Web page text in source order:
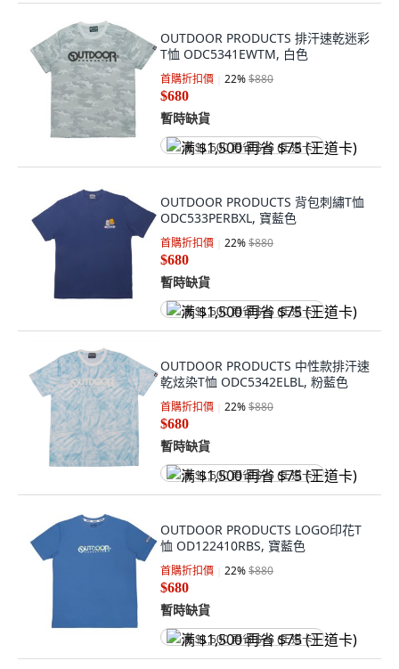
OUTDOOR PRODUCTS 排汗速乾迷彩
T恤 ODC5341EWTM, 白色
首購折扣價 22%$880
$680
暫時缺貨
满 $1,500 再省 $75 (王道卡)
OUTDOOR PRODUCTS 背包刺繡T恤
ODC533PERBXL, 寶藍色
首購折扣價 22%$880
$680
暫時缺貨
满 $1,500 再省 $75 (王道卡)
OUTDOOR PRODUCTS 中性款排汗速
乾炫染T恤 ODC5342ELBL, 粉藍色
首購折扣價 22%$880
$680
暫時缺貨
满 $1,500 再省 $75 (王道卡)
OUTDOOR PRODUCTS LOGO印花T
恤 OD122410RBS, 寶藍色
首購折扣價 22%$880
$680
暫時缺貨
满 $1,500 再省 $75 (王道卡)